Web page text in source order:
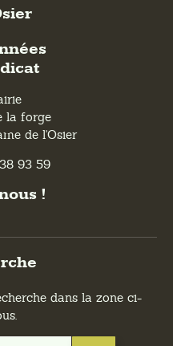
la forge
de l'Osier
93 59
!
dans la zone ci-